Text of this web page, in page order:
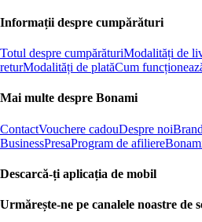
Informații despre cumpărături
Totul despre cumpărăturiModalități de
returModalități de platăCum
Mai multe despre Bonami
ContactVouchere cadouDespre noi
BusinessPresaProgram de afiliere
Descarcă-ți aplicația de mobil
Urmărește-ne pe canalele noastre de